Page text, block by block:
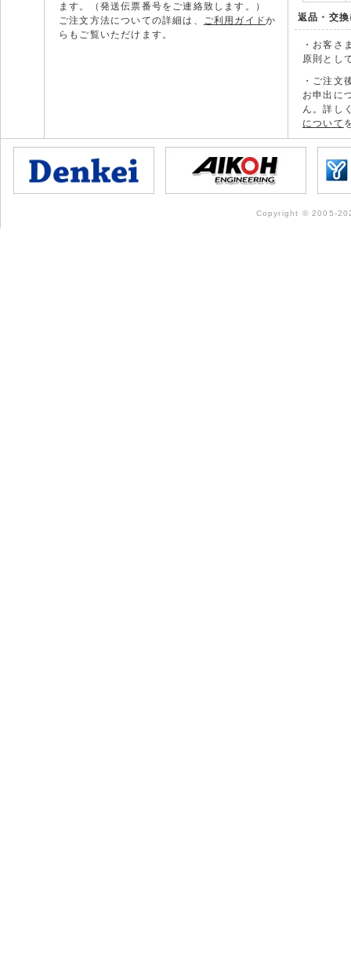
ます。（発送伝票番号をご連絡致します。）
ご注文方法についての詳細は、 ご利用ガイドか
らもご覧いただけます。
返品・交
・お客さ
原則とし
・ご注文
お申出に
ん。詳し
について
Copyright © 2005-